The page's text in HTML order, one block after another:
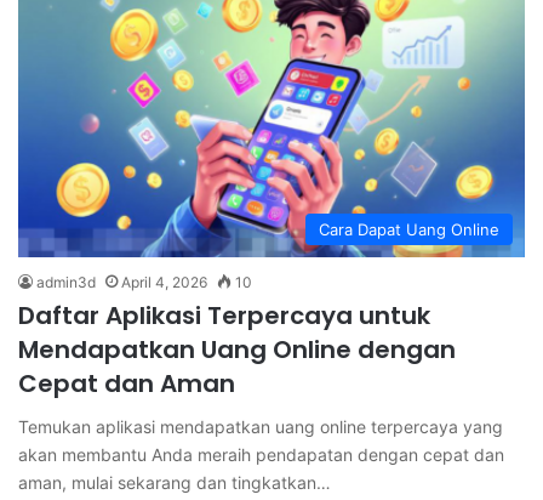
Cara Dapat Uang Online
admin3d April 4, 2026 10
Daftar Aplikasi Terpercaya untuk
Mendapatkan Uang Online dengan
Cepat dan Aman
Temukan aplikasi mendapatkan uang online terpercaya yang
akan membantu Anda meraih pendapatan dengan cepat dan
aman, mulai sekarang dan tingkatkan…